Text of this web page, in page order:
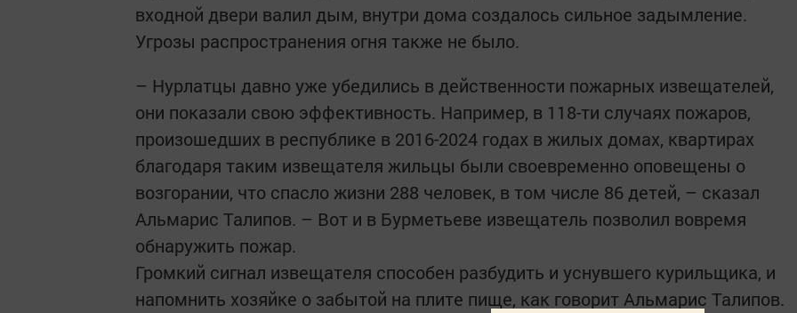
входной двери валил дым, внутри дома создалось сильное задымление.
Угрозы распространения огня также не было.
– Нурлатцы давно уже убедились в действенности пожарных извещателей,
они показали свою эффективность. Например, в 118-ти случаях пожаров,
произошедших в республике в 2016-2024 годах в жилых домах, квартирах
благодаря таким извещателя жильцы были своевременно оповещены о
возгорании, что спасло жизни 288 человек, в том числе 86 детей, – сказал
Альмарис Талипов. – Вот и в Бурметьеве извещатель позволил вовремя
обнаружить пожар.
Громкий сигнал извещателя способен разбудить и уснувшего курильщика, и
напомнить хозяйке о забытой на плите пище, как говорит Альмарис Талипов.